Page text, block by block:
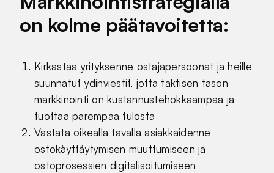
on kolme päätavoitetta:
Kirkastaa yrityksenne ostajapersoonat ja heille
suunnatut ydinviestit, jotta taktisen tason
markkinointi on kustannustehokkaampaa ja
tuottaa parempaa tulosta
Vastata oikealla tavalla asiakkaidenne
ostokäyttäytymisen muuttumiseen ja
ostoprosessien digitalisoitumiseen